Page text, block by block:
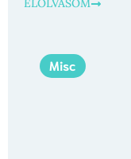
ELOLVASOM
Misc